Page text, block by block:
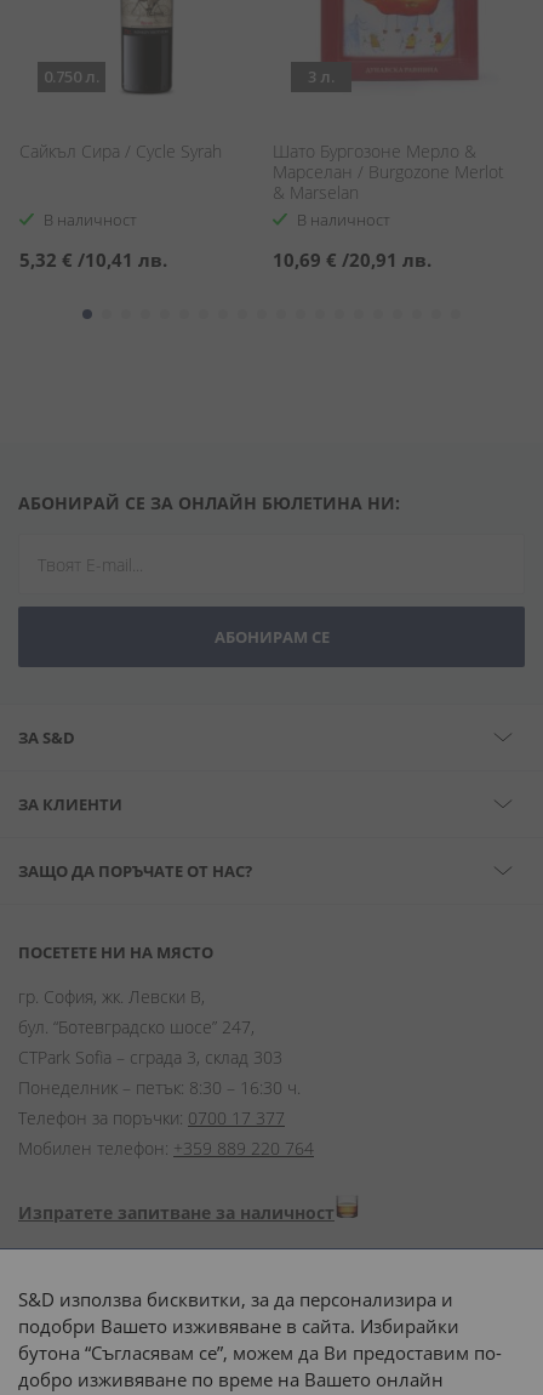
0.750 л.
Сайкъл Сира / Cycle Syrah
В наличност
5,32 € /10,41 лв.
3 л.
Шато Бургозоне Мерло &
Марселан / Burgozone Merlot
& Marselan
В наличност
10,69 € /20,91 лв.
АБОНИРАЙ СЕ ЗА ОНЛАЙН БЮЛЕТИНА НИ:
АБОНИРАМ СЕ
ЗА S&D
ЗА КЛИЕНТИ
ЗАЩО ДА ПОРЪЧАТЕ ОТ НАС?
ПОСЕТЕТЕ НИ НА МЯСТО
гр. София, жк. Левски В,
бул. “Ботевградско шосе” 247,
CTPark Sofia – сграда 3, склад 303
Понеделник – петък: 8:30 – 16:30 ч.
Телефон за поръчки: 0700 17 377
Мобилен телефон: +359 889 220 764
Изпратете запитване за наличност
Начини на плащане:
S&D използва бисквитки, за да персонализира и
подобри Вашето изживяване в сайта. Избирайки
бутона “Съгласявам се”, можем да Ви предоставим по-
добро изживяване по време на Вашето онлайн